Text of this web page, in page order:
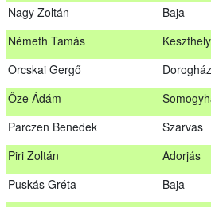
Nagy Zoltán
Baja
Németh Tamás
Keszthely
Orcskai Gergő
Őze Ádám
Parczen Benedek
Szarvas
Piri Zoltán
Adorjás
Puskás Gréta
Baja
Nagy Tamás
Kaszó
Nagy Zoltán
Baja
Nárai István
Sárvár
Németh Tamás
Orcskai Gergő
Őze Ádám
Parczen Benedek
Szarvas